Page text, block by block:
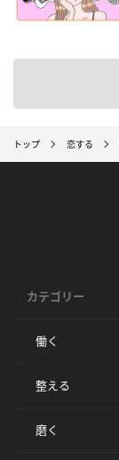
トップ 恋する
カテゴリー
働く
整える
磨く